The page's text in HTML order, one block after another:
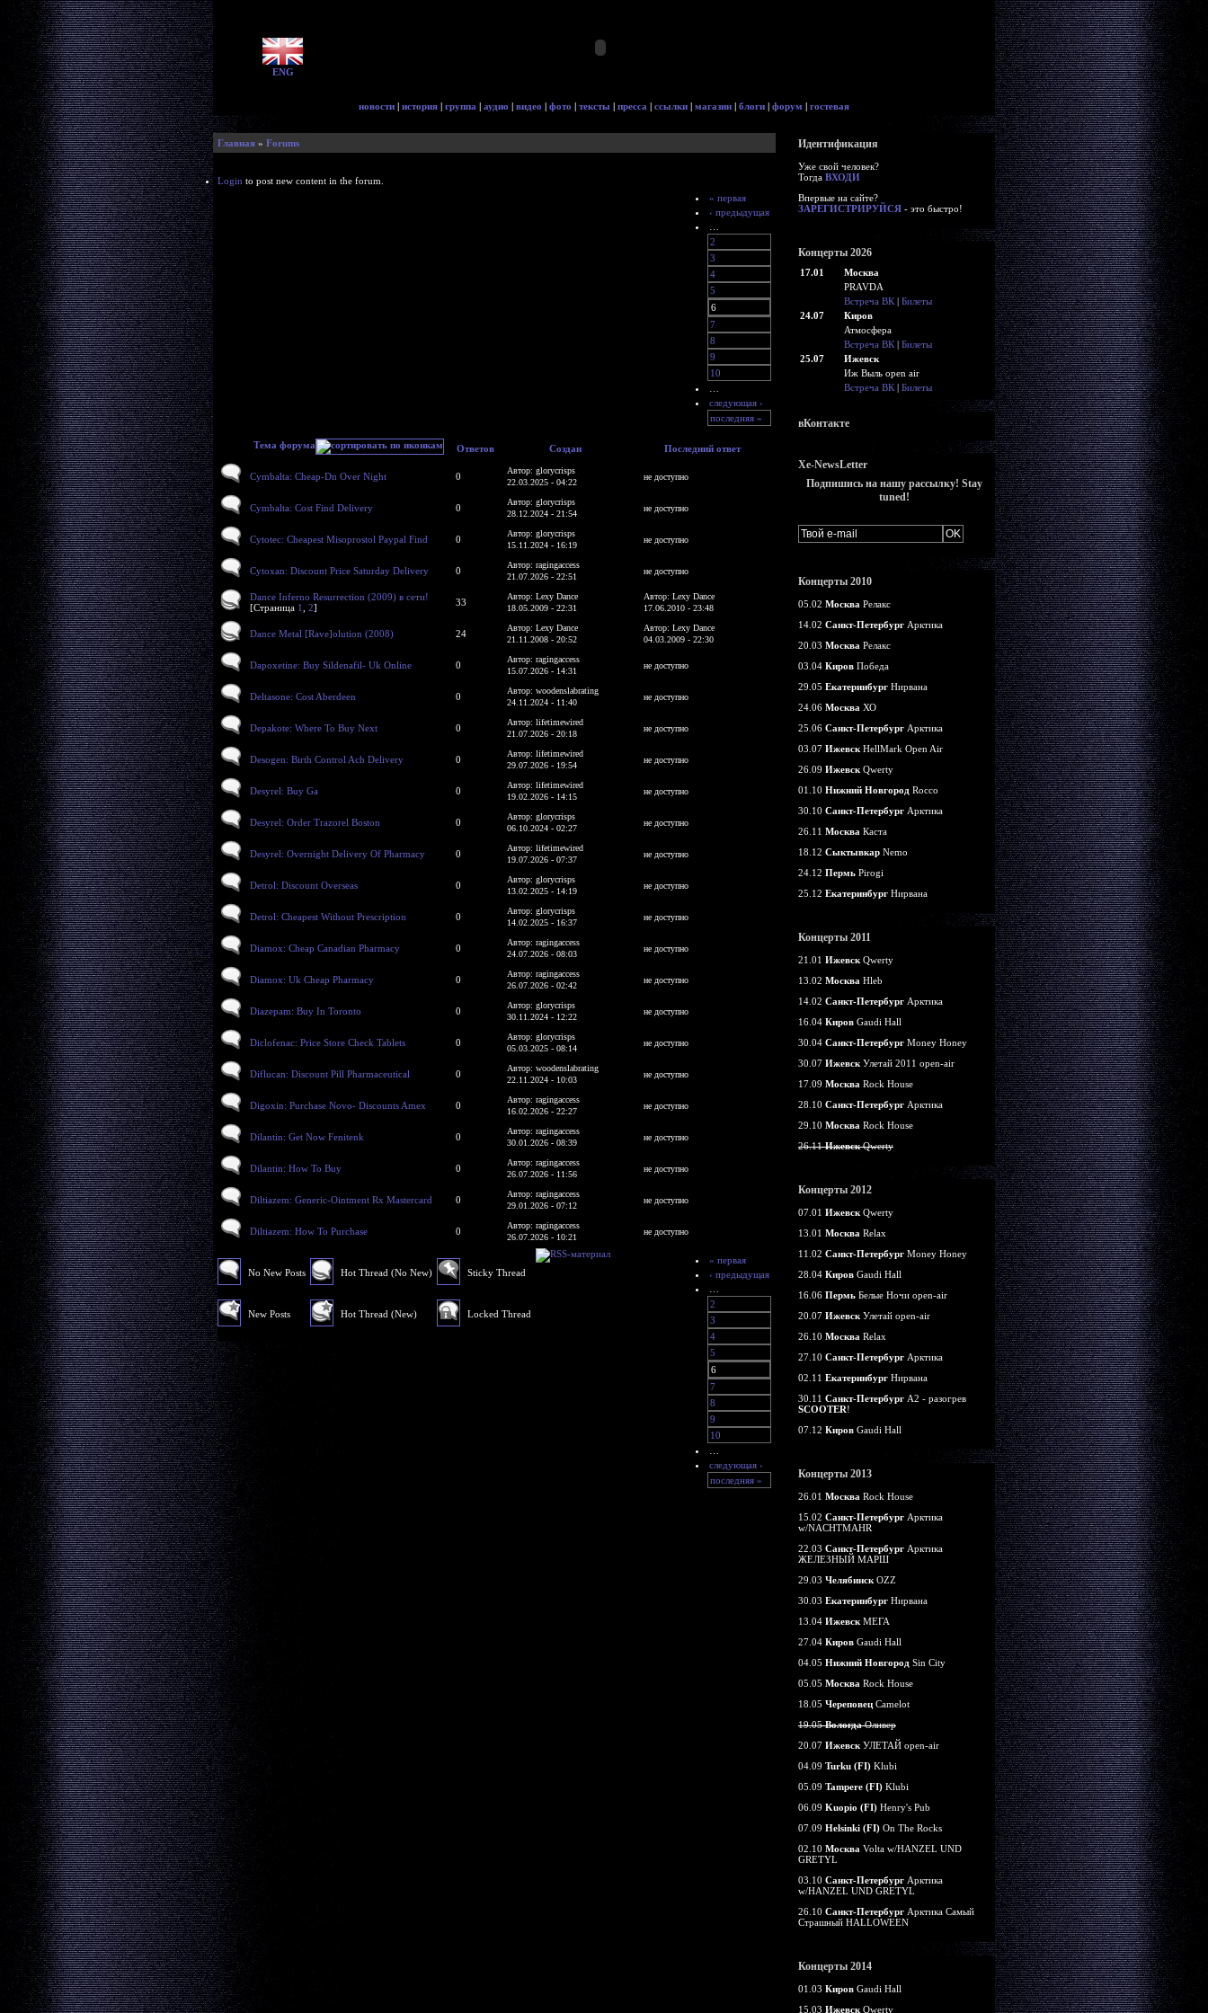
ENG
новости | история | группа | аудио | видео | фото | тексты | пресса | ссылки | магазин | блоги | форум | гостевая
Главная » Forums
Login to post new content in the forum.
« первая
‹ предыдущая
2
3
4
5
6
7
8
9
10
следующая ›
последняя »
Тема форума Ответов Создан Последний ответ
Cymbalta: Cheap-Dn Over Night 0
Автор: glorycrisps
22.03.2025 - 04:22
не доступно
Cymbalta: Cost Find Delivery 0
Автор: glorycrisps
28.12.2024 - 21:54
не доступно
Cytotec: Cheapest Misoprostol Paypal Find 0
Автор: glorycrisps
15.11.2024 - 16:19
не доступно
Cytoxan: Discount Price Saturday Delivery 0
Автор: ragingaccess
21.07.2026 - 22:51
не доступно
Dance Inferno Resurrection (2009) в сети!
[Страница 1 2] 33
Автор: Lexy Dance
18.05.2009 - 22:31
Автор: Lexy Dance
17.06.2010 - 23:48
Dance Metal [Rave]olution (2008) 24
Автор: Lexy Dance
21.11.2008 - 20:52
Автор: Lexy Dance
04.03.2009 - 22:30
Dapoxetine: Buy Sildenafil- Uk Online 0
Автор: ragingaccess
15.07.2026 - 14:31
не доступно
Deltasone: Cost Aberdeen 0
Автор: woodenslabrating
24.11.2024 - 11:40
не доступно
Depakote: Where To Buy Next 0
Автор: lifetimewired
21.07.2026 - 20:18
не доступно
Desogen: Birth Control Ach Delivery 0
Автор: lifetimewired
29.07.2026 - 19:54
не доступно
Desyrel: Buy Ga 0
Автор: lifetimewired
19.02.2026 - 14:15
не доступно
Desyrel: Order Trazorel Boston 0
Автор: glorycrisps
06.10.2024 - 02:27
не доступно
Desyrel: Overnight Delivery Of Pharmacy 0
Автор: lifetimewired
19.07.2026 - 07:37
не доступно
Detrol: Discount Overseas 0
Автор: glorycrisps
13.02.2025 - 14:19
не доступно
Detrol: Cheapest Without Prescription 0
Автор: glorycrisps
14.02.2025 - 16:37
не доступно
Diamox: Cheap Canadian Pharmacy 0
Автор: ragingaccess
24.07.2026 - 08:03
не доступно
Diamox: Uk Cheap Pharmacy 0
Автор: ragingaccess
26.07.2026 - 02:42
не доступно
Diazepam: Buy In Toronto 0
Автор: glorycrisps
30.11.2024 - 12:22
не доступно
Diclofenac: Price Store Check Tablets 0
Автор: glorycrisps
05.03.2025 - 08:14
не доступно
Diflucan: Discount Pill Pharmaceutical 0
Автор: woodenslabrating
22.11.2024 - 10:03
не доступно
Digoxin: Purchase Novo- Discounts Amex 0
Автор: ragingaccess
16.02.2026 - 22:27
не доступно
Dilantin: Get Now Fenitenk 0
Автор: ragingaccess
30.01.2026 - 08:39
не доступно
Dilantin: How To Buy 0
Автор: ragingaccess
26.07.2026 - 11:56
не доступно
Diltiazem: Generic-Ointment Rx Mastercard 0
Автор: ragingaccess
29.01.2026 - 07:12
не доступно
Diltiazem: How To Purchase 0
Автор: ragingaccess
26.07.2026 - 10:21
не доступно
No New Posts
New Posts
Hot Thread (No New)
Hot Thread (New)
Sticky Thread
Locked Thread
« первая
‹ предыдущая
2
3
4
5
6
7
8
9
10
следующая ›
последняя »
Идентификация
Уже свой человек?
Тогда ВХОДИ
Впервые на сайте?
ЗАРЕГИСТРИРУЙСЯ - это быстро!
Концерты 2026
17.01
Москва
PRAVDA
Встреча ВК | Билеты
24.07
Киров
Атмосфера
Встреча ВК | Билеты
25.07
Ижевск
Иж Выль open air
Встреча ВК | Билеты
вКонтакте
Xe-NewsLetter
Подпишись на нашу рассылку! Stay
tuned!
Концерты 2010
05.02 Москва Релакс
14.02 Санкт-Петербург Арктика
20.03 Москва Релакс
03.04 Киров Победа
29.05 Екатеринбург Нирвана
24.06 Москва ХО
25.06 Санкт-Петербург Арктика
03.07 Ижевск HellMark Open Air
26.09 Ижевск Qwerty
01.10 Нижний Новгород Rocco
30.10 Санкт-Петербург Арктика
26.11 Москва Каста
18.12 Сыктывкар Nemo
24.12 Пермь Pirogi
25.12 Екатеринбург Нирвана
Концерты 2011
21.01 Ижевск Qwerty
13.02 Москва Hleb
14.02 Санкт-Петербург Арктика
16.04 Киров Gaudi Hall
30.04 Санкт-Петербург Money Honey
30.07 Ижевск Улетай 2011 open-air
17.09 Москва Rock House
28.10 Санкт-Петербург Арктика
29.10 Москва Rock House
26.11ИжевскQwerty
Концерты 2012
07.01 Ижевск Qwerty
13.01 Москва Relax
11.02 Санкт-Петербург Money Honey
28.04 Киров Gaudi Hall
16.06 Пермь Белые Ночи open-air
20.07 Ижевск Улетай open-air
26.10 Москва Relax
27.10 Санкт-Петербург Арктика
02.11 Екатеринбург Нирвана
30.11 Санкт-Петербург А2 - разогрев
SCOOTER!
07.12 Киров Gaudi Hall
Концерты 2013
26.01 Москва Rock House
15.02 Санкт-Петербург Арктика
w/NACHTMAHR
22.03 Санкт-Петербург Арктика
ЖЕЛЕЗНЫЙ МАРШ
29.03 Челябинск OZZ
30.03 Екатеринбург Нирвана
13.04 Ижевск МЕГА
27.04 Киров Gaudi Hall
04.05 Нижний Новгород Sin City
05.05 Москва Rock House
18.05 Череповец Camelot
19.05ВологдаОливер
20.07 Ижевск УЛЕТАЙ open-air
04.09 Turku (FI) Klubi
05.09 Tampere (FI) Klubi
06.09 Kuopio (FI) Henry's Pub
07.09 Helsinki (FI) On The Rocks
02.10 Москва Volta w/HANZEL UND
GRETYL
03.10 Санкт-Петербург Арктика
w/HANZEL UND GRETYL
26.10 Санкт-Петербург Арктика Самый
Страшный HALLOWEEN
Концерты 2014
01.03 Киров Gaudi Hall
15.03 Ижевск Qwerty